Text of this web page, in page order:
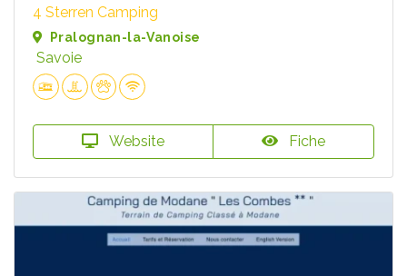
4 Sterren Camping
Pralognan-la-Vanoise
Savoie
Website Fiche